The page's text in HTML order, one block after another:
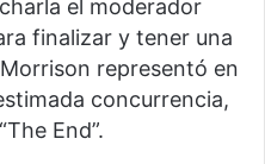
el moderador
finalizar y tener una
representó en
concurrencia,
End”.